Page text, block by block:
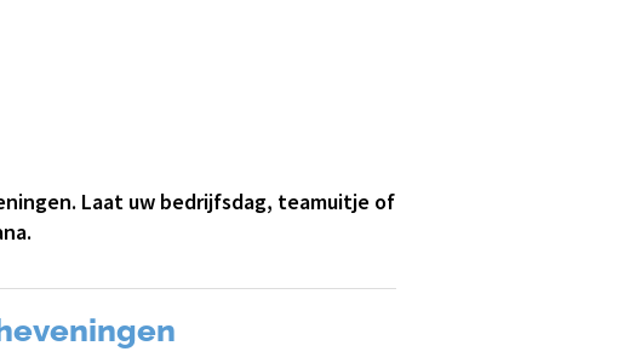
Laat uw bedrijfsdag, teamuitje of